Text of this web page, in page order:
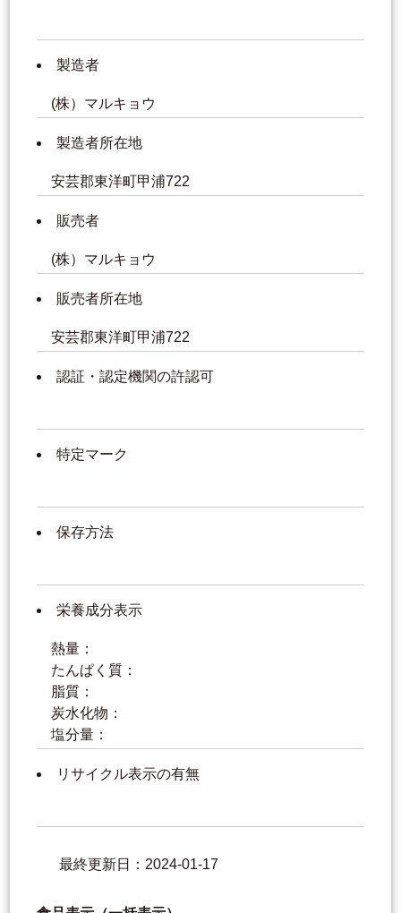
製造者
(株）マルキョウ
製造者所在地
安芸郡東洋町甲浦722
販売者
(株）マルキョウ
販売者所在地
安芸郡東洋町甲浦722
認証・認定機関の許認可
特定マーク
保存方法
栄養成分表示
熱量：
たんぱく質：
脂質：
炭水化物：
塩分量：
リサイクル表示の有無
最終更新日：2024-01-17